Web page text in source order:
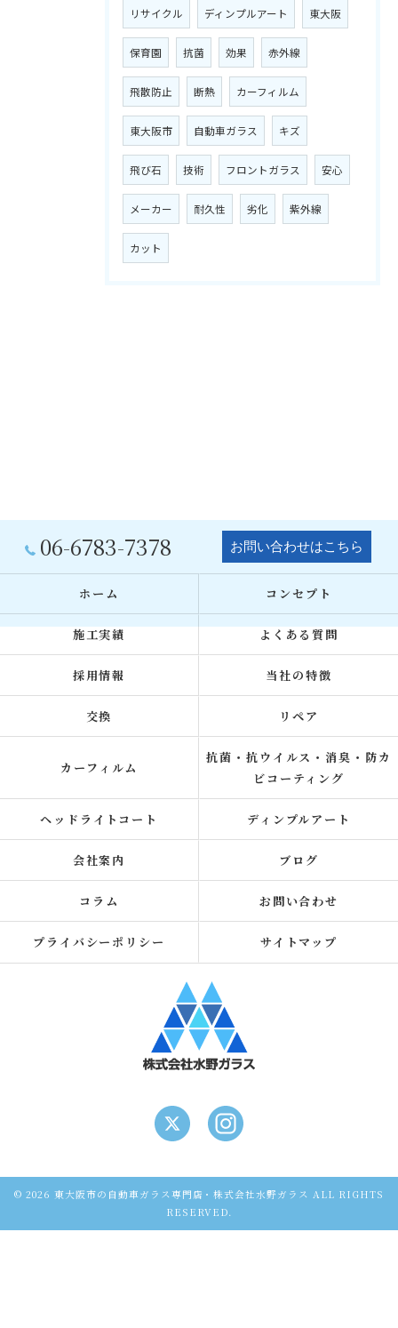
リサイクル ディンプルアート 東大阪
保育園 抗菌 効果 赤外線
飛散防止 断熱 カーフィルム
東大阪市 自動車ガラス キズ
飛び石 技術 フロントガラス 安心
メーカー 耐久性 劣化 紫外線
カット
06-6783-7378 お問い合わせはこちら
ホーム コンセプト
施工実績 よくある質問
採用情報 当社の特徴
交換 リペア
カーフィルム
抗菌・抗ウイルス・消臭・防カ
ビコーティング
ヘッドライトコート ディンプルアート
会社案内 ブログ
コラム お問い合わせ
プライバシーポリシー サイトマップ
© 2026 東大阪市の自動車ガラス専門店・株式会社水野ガラス ALL RIGHTS
RESERVED.